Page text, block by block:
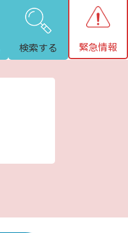
検索する 緊急情報